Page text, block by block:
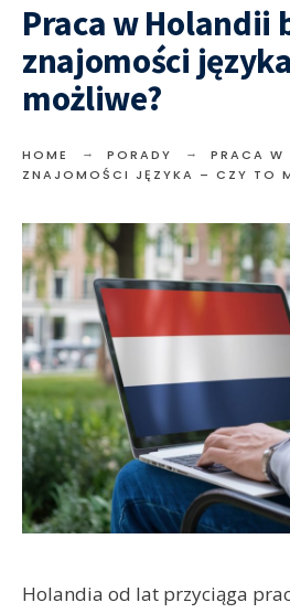
Praca w Holandii
znajomości
możliwe?
HOME PORADY
PRACA W
ZNAJOMOŚCI JĘZYKA – CZY TO
Holandia od lat przyciąga